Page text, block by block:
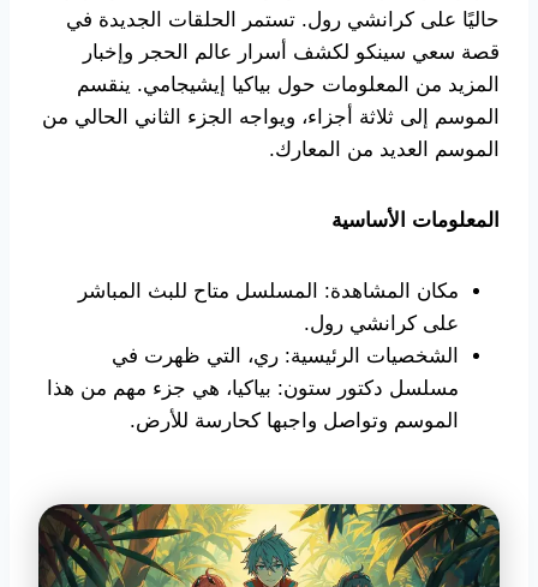
حاليًا على كرانشي رول. تستمر الحلقات الجديدة في
قصة سعي سينكو لكشف أسرار عالم الحجر وإخبار
المزيد من المعلومات حول بياكيا إيشيجامي. ينقسم
الموسم إلى ثلاثة أجزاء، ويواجه الجزء الثاني الحالي من
الموسم العديد من المعارك.
المعلومات الأساسية
مكان المشاهدة: المسلسل متاح للبث المباشر
على كرانشي رول.
الشخصيات الرئيسية: ري، التي ظهرت في
مسلسل دكتور ستون: بياكيا، هي جزء مهم من هذا
الموسم وتواصل واجبها كحارسة للأرض.